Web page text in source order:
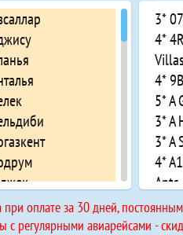
3*
4*
4*
5* A
3* A
3* A
4*
5*
4*
при оплате за 30 дней,
с регулярными авиарейсами -